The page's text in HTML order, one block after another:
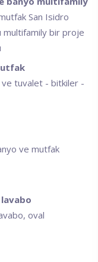
San Isidro
multifamily bir proje
ve tuvalet - bitkiler -
ve mutfak
oval